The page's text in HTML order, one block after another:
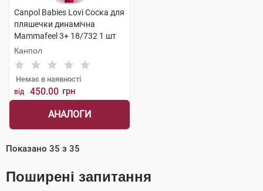
Canpol Babies Lovi Соска для
пляшечки динамічна
Mammafeel 3+ 18/732 1 шт
Канпол
Немає в наявності
від 450.00 грн
АНАЛОГИ
Показано 35 з 35
Поширені запитання